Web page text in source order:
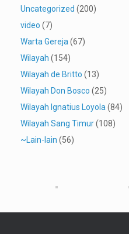
Uncategorized (200)
video (7)
Warta Gereja (67)
Wilayah (154)
Wilayah de Britto (13)
Wilayah Don Bosco (25)
Wilayah Ignatius Loyola (84)
Wilayah Sang Timur(108)
~Lain-lain (56)